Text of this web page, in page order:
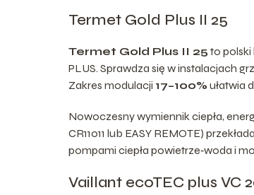
Termet Gold Plus II 25
Termet Gold Plus II 25 to polski
PLUS. Sprawdza się w instalacjach
Zakres modulacji 17–100% ułatwia
Nowoczesny wymiennik ciepła,
CR11011 lub EASY REMOTE)
pompami ciepła powietrze‑woda i
Vaillant ecoTEC plus VC